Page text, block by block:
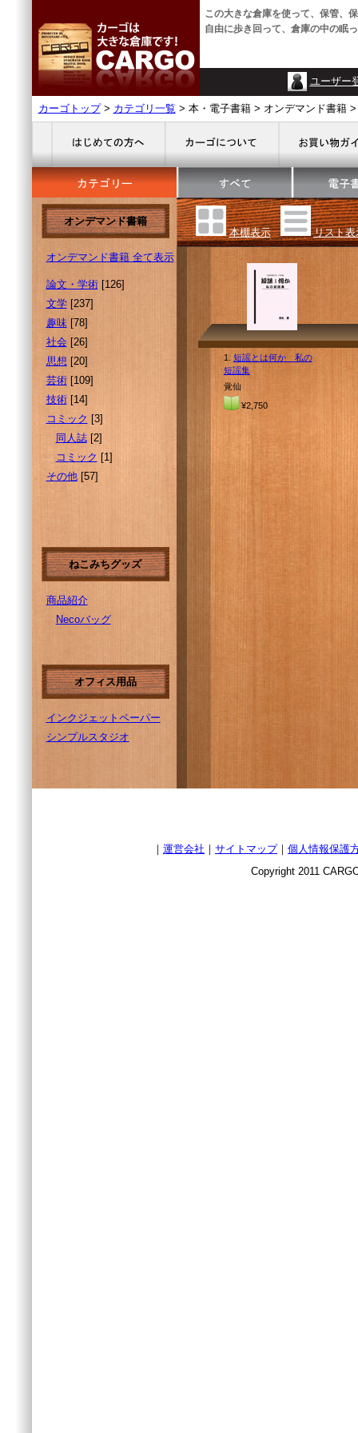
この大きな倉庫を使って、保管、
自由に歩き回って、倉庫の中の眠
ユーザー
カーゴトップ> カテゴリ一覧 > 本・電子書籍 > オンデマンド書籍
オンデマンド書籍
オンデマンド書籍 全て表示
論文・学術[126]
文学[237]
趣味[78]
社会[26]
思想 [20]
芸術[109]
技術[14]
コミック [3]
同人誌[2]
コミック [1]
その他[57]
ねこみちグッズ
商品紹介
Necoバッグ
オフィス用品
インクジェットペーパー
シンプルスタジオ
本棚表示 リスト表
1. 短謡とは何か 私の
短謡集
覚仙
¥2,750
｜ 運営会社 ｜ サイトマップ｜ 個人情報保護
Copyright 2011